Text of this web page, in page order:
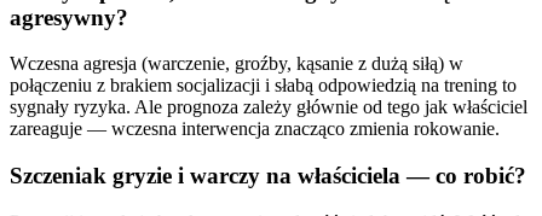
agresywny?
Wczesna agresja (warczenie, groźby, kąsanie z dużą siłą) w
połączeniu z brakiem socjalizacji i słabą odpowiedzią na trening to
sygnały ryzyka. Ale prognoza zależy głównie od tego jak właściciel
zareaguje — wczesna interwencja znacząco zmienia rokowanie.
Szczeniak gryzie i warczy na właściciela — co robić?